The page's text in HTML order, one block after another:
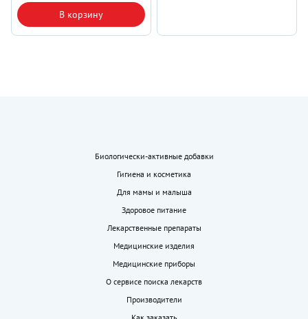
В корзину
Биологически-активные добавки
Гигиена и косметика
Для мамы и малыша
Здоровое питание
Лекарственные препараты
Медицинские изделия
Медицинские приборы
О сервисе поиска лекарств
Производители